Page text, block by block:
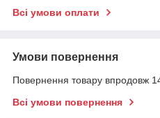
Всі умови оплати
Умови повернення
Повернення товару впродовж
Всі умови повернення